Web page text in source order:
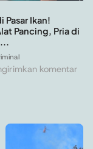
Pasar Ikan!
Pancing, Pria di
komentar